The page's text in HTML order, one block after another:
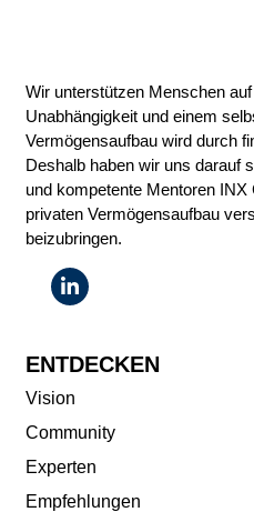
Wir unterstützen Menschen
Unabhängigkeit und einem
Vermögensaufbau wird durch
Deshalb haben wir uns darauf
und kompetente Mentoren
privaten Vermögensaufbau
beizubringen.
ENTDECKEN
Vision
Community
Experten
Empfehlungen